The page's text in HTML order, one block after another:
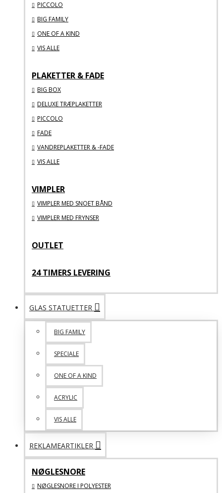
PICCOLO
BIG FAMILY
ONE OF A KIND
VIS ALLE
PLAKETTER & FADE
BIG BOX
DELUXE TRÆPLAKETTER
PICCOLO
FADE
VANDREPLAKETTER & -FADE
VIS ALLE
VIMPLER
VIMPLER MED SNOET BÅND
VIMPLER MED FRYNSER
OUTLET
24 TIMERS LEVERING
GLAS STATUETTER
BIG FAMILY
SPECIALE
ONE OF A KIND
ACRYLIC
VIS ALLE
REKLAMEARTIKLER
NØGLESNORE
NØGLESNORE I POLYESTER